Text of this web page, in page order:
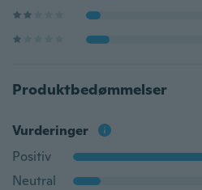
Produktbedømmelser
Vurderinger
Positiv
Neutral